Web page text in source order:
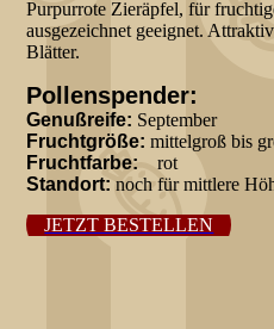
Purpurrote Zieräpfel, für
ausgezeichnet geeignet.
Blätter.
Pollenspender:
Genußreife: September
Fruchtgröße: mittelgroß bis
Fruchtfarbe: rot
Standort: noch für mittlere
JETZT BESTELLEN